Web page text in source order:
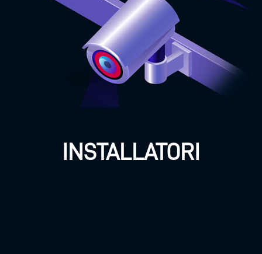
Scopri i servizi riservati a
te
ENTRA ORA
INSTALLATORI